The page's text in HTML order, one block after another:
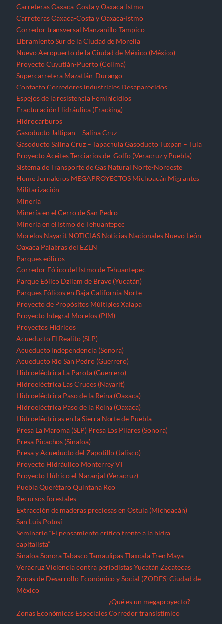
Carreteras Oaxaca-Costa y Oaxaca-Istmo
Carreteras Oaxaca-Costa y Oaxaca-Istmo
Corredor transversal Manzanillo-Tampico
Libramiento Sur de la Ciudad de Morelia
Nuevo Aeropuerto de la Ciudad de México (México)
Proyecto Cuyutlán-Puerto (Colima)
Supercarretera Mazatlán-Durango
Contacto Corredores industriales Desaparecidos
Espejos de la resistencia Feminicidios
Fracturación Hidráulica (Fracking)
Hidrocarburos
Gasoducto Jaltipan – Salina Cruz
Gasoducto Salina Cruz – Tapachula Gasoducto Tuxpan – Tula
Proyecto Aceites Terciarios del Golfo (Veracruz y Puebla)
Sistema de Transporte de Gas Natural Norte-Noroeste
Home Jornaleros MEGAPROYECTOS Michoacán Migrantes
Militarización
Minería
Minería en el Cerro de San Pedro
Minería en el Istmo de Tehuantepec
Morelos Nayarit NOTICIAS Noticias Nacionales Nuevo León
Oaxaca Palabras del EZLN
Parques eólicos
Corredor Eólico del Istmo de Tehuantepec
Parque Eólico Dzilam de Bravo (Yucatán)
Parques Eólicos en Baja California Norte
Proyecto de Propósitos Múltiples Xalapa
Proyecto Integral Morelos (PIM)
Proyectos Hídricos
Acueducto El Realito (SLP)
Acueducto Independencia (Sonora)
Acueducto Río San Pedro (Guerrero)
Hidroeléctrica La Parota (Guerrero)
Hidroeléctrica Las Cruces (Nayarit)
Hidroeléctrica Paso de la Reina (Oaxaca)
Hidroeléctrica Paso de la Reina (Oaxaca)
Hidroeléctricas en la Sierra Norte de Puebla
Presa La Maroma (SLP) Presa Los Pilares (Sonora)
Presa Picachos (Sinaloa)
Presa y Acueducto del Zapotillo (Jalisco)
Proyecto Hidráulico Monterrey VI
Proyecto Hídrico el Naranjal (Veracruz)
Puebla Querétaro Quintana Roo
Recursos forestales
Extracción de maderas preciosas en Ostula (Michoacán)
San Luis Potosí
Seminario “El pensamiento crítico frente a la hidra
capitalista”
Sinaloa Sonora Tabasco Tamaulipas Tlaxcala Tren Maya
Veracruz Violencia contra periodistas Yucatán Zacatecas
Zonas de Desarrollo Económico y Social (ZODES) Ciudad de
México
Zonas Económicas Especiales
¿Qué es un megaproyecto?
Corredor transístimico